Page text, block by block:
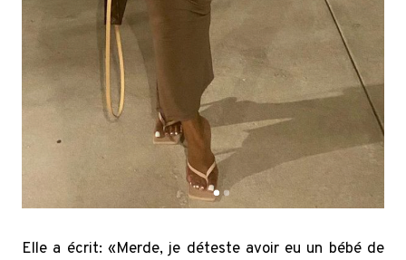
Elle a écrit: «Merde, je déteste avoir eu un bébé de